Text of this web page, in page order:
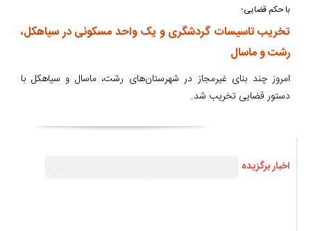
با حکم قضایی؛
تخریب تاسیسات گردشگری و یک واحد مسکونی در سیاهکل،
رشت و ماسال
امروز چند بنای غیرمجاز در شهرستان‌های رشت، ماسال و سیاهکل با
دستور قضایی تخریب شد.
اخبار برگزیده